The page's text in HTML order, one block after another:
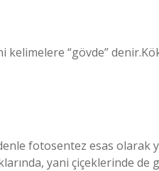
“gövde”
fotosentez esas olarak
yani çiçeklerinde de